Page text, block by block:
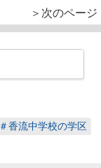
＞次のページ
＃香流中学校の学区